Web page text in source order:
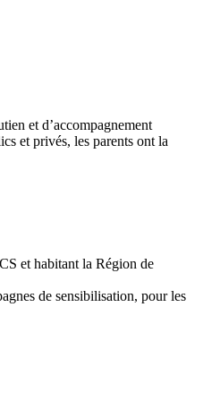
et d’accompagnement
et privés, les parents ont la
et habitant la Région de
de sensibilisation, pour les